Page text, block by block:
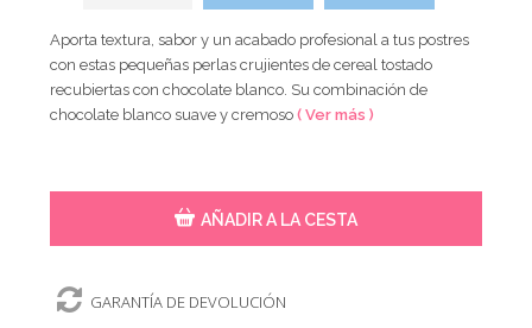
Aporta textura, sabor y un acabado profesional a tus postres
con estas pequeñas perlas crujientes de cereal tostado
recubiertas con chocolate blanco. Su combinación de
chocolate blanco suave y cremoso( Ver más )
AÑADIR A LA CESTA
GARANTÍA DE DEVOLUCIÓN